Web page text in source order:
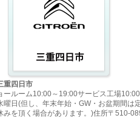
重四日市
ールーム10:00～19:00サービス工場
曜日(但し、年末年始・GW・お盆期間は
みを頂く場合があります。)住所〒510-